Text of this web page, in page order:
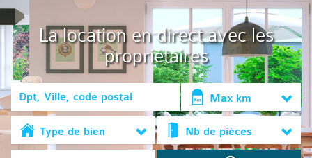
La location en direct avec les
propriétaires
Max km
Type de bien Nb de pièces